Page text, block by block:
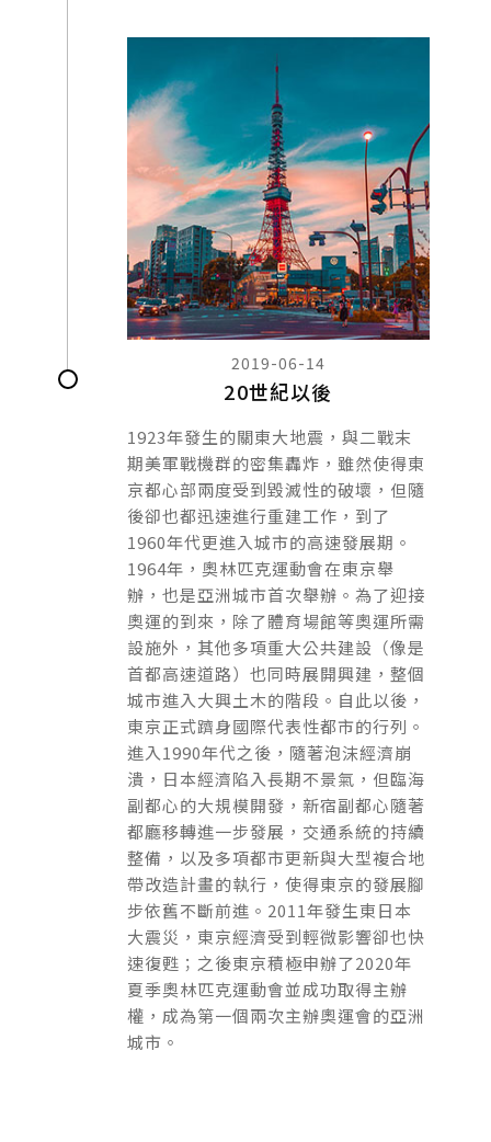
2019-06-14
20世紀以後
1923年發生的關東大地震，與二戰末
期美軍戰機群的密集轟炸，雖然使得東
京都心部兩度受到毀滅性的破壞，但隨
後卻也都迅速進行重建工作，到了
1960年代更進入城市的高速發展期。
1964年，奧林匹克運動會在東京舉
辦，也是亞洲城市首次舉辦。為了迎接
奧運的到來，除了體育場館等奧運所需
設施外，其他多項重大公共建設（像是
首都高速道路）也同時展開興建，整個
城市進入大興土木的階段。自此以後，
東京正式躋身國際代表性都市的行列。
進入1990年代之後，隨著泡沫經濟崩
潰，日本經濟陷入長期不景氣，但臨海
副都心的大規模開發，新宿副都心隨著
都廳移轉進一步發展，交通系統的持續
整備，以及多項都市更新與大型複合地
帶改造計畫的執行，使得東京的發展腳
步依舊不斷前進。2011年發生東日本
大震災，東京經濟受到輕微影響卻也快
速復甦；之後東京積極申辦了2020年
夏季奧林匹克運動會並成功取得主辦
權，成為第一個兩次主辦奧運會的亞洲
城市。